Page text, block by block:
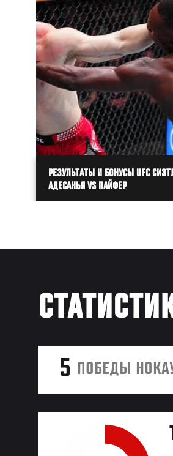
РЕЗУЛЬТАТЫ И БОНУСЫ UFC
АДЕСАНЬЯ VS ПАЙФЕР
5 ПОБЕДЫ